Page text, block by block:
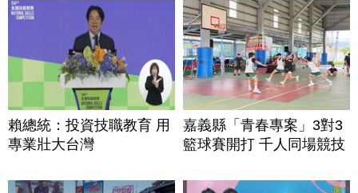
賴總統：投資技職教育 用
專業壯大台灣
嘉義縣「青春專案」3對3
籃球賽開打 千人同場競技